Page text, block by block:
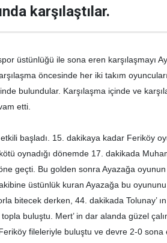
karşılaştılar.
üstünlüğü ile sona eren karşılaşmayı
öncesinde her iki takım
bulundular. Karşılaşma içinde ve
etti.
başladı. 15. dakikaya kadar Feriköy
oynadığı dönemde 17. dakikada
geçti. Bu golden sonra Ayazağa
üstünlük kuran Ayazağa bu
bitecek derken, 44. dakikada Tolunay’
buluştu. Mert’ in dar alanda güzel
fileleriyle buluştu ve devre 2-0 sona